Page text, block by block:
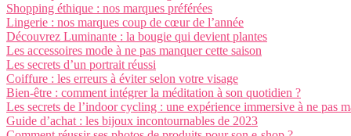
Shopping éthique : nos marques préférées
Lingerie : nos marques coup de cœur de l’année
Découvrez Luminante : la bougie qui devient plantes
Les accessoires mode à ne pas manquer cette saison
Les secrets d’un portrait réussi
Coiffure : les erreurs à éviter selon votre visage
Bien-être : comment intégrer la méditation à son quotidien ?
Les secrets de l’indoor cycling : une expérience immersive à ne pas
Guide d’achat : les bijoux incontournables de 2023